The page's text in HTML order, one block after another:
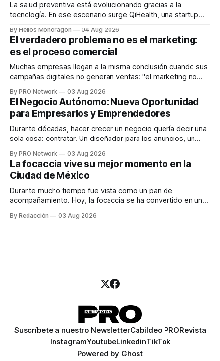
La salud preventiva está evolucionando gracias a la
tecnología. En ese escenario surge QiHealth, una startup
dispositivos inteligentes, inteligencia artificial y monitoreo
en tiempo real para ayudar a las personas a tomar mejores
decisiones sobre su salud metabólica. Su propuesta busca
responder
By Helios Mondragon 04 Aug 2026
El verdadero problema no es el marketing:
es el proceso comercial
Muchas empresas llegan a la misma conclusión cuando sus
campañas digitales no generan ventas: "el marketing no
INTERIUS, el problema suele estar en otro lugar. Durante
una entrevista para el podcast SER PRO, el especialista en
marketing digital explicó que
By PRO Network 03 Aug 2026
El Negocio Autónomo: Nueva Oportunidad
para Empresarios y Emprendedores
Durante décadas, hacer crecer un negocio quería decir una
sola cosa: contratar. Un diseñador para los anuncios, un
para los textos, alguien que supiera de publicidad digital
para encontrar prospectos, un vendedor para atender
llamadas y mensajes, y —con suerte— una persona
By PRO Network 03 Aug 2026
La focaccia vive su mejor momento en la
Ciudad de México
Durante mucho tiempo fue vista como un pan de
acompañamiento. Hoy, la focaccia se ha convertido en uno
artesanal, ingredientes de calidad y experiencias que
By Redacción 03 Aug 2026
Suscríbete a nuestro NewsletterCabildeo PRORevista
InstagramYoutubeLinkedinTikTok
Powered by Ghost